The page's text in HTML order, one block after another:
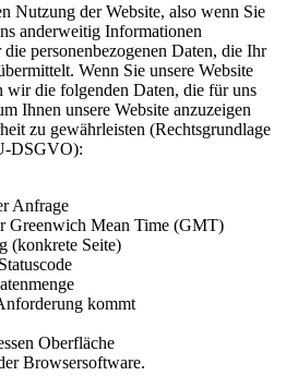
Nutzung der Website, also wenn Sie
anderweitig Informationen
personenbezogenen Daten, die Ihr
Wenn Sie unsere Website
wir die folgenden Daten, die für uns
Ihnen unsere Website anzuzeigen
zu gewährleisten (Rechtsgrundlage
DSGVO):
Anfrage
Greenwich Mean Time (GMT)
(konkrete Seite)
kommt
Oberfläche
Browsersoftware.